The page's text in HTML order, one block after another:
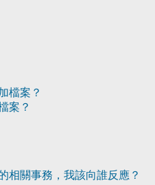
檔案？
案？
相關事務，我該向誰反應？